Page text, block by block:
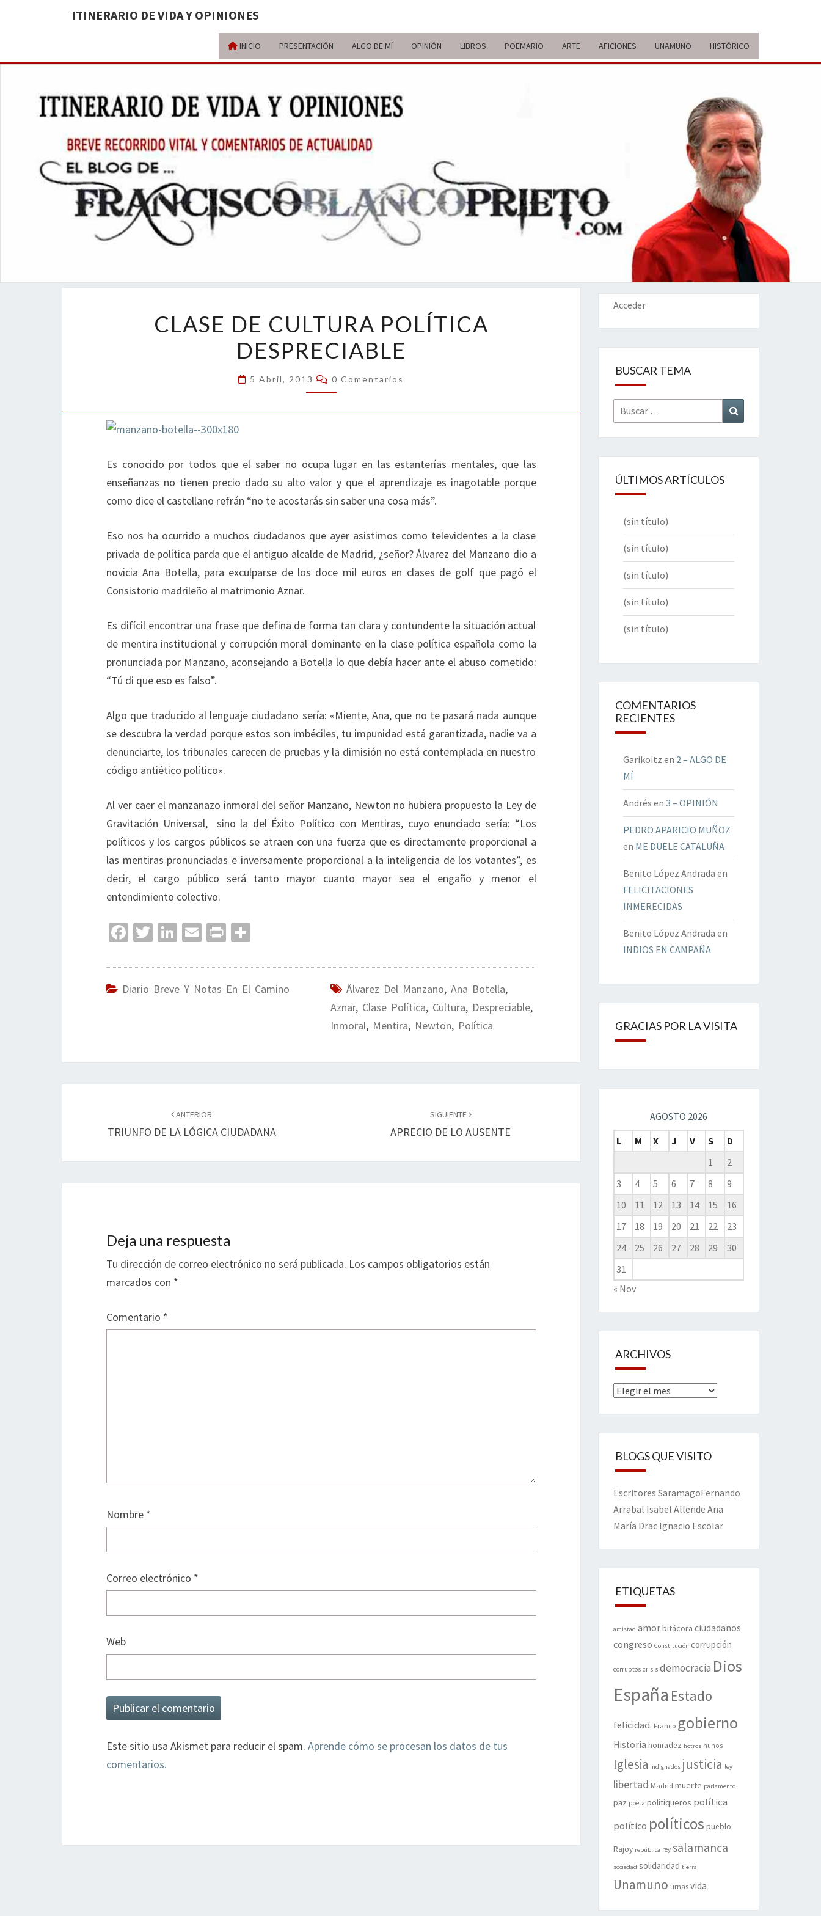
ITINERARIO DE VIDA Y OPINIONES
INICIO PRESENTACIÓN ALGO DE MÍ OPINIÓN LIBROS POEMARIO ARTE AFICIONES UNAMUNO HISTÓRICO
ITINERARIO
DE VIDA Y
OPINIONES
BREVE
RECORRIDO
VITAL Y
COMENTARIOS
ACTUALIDAD
DE
CULTURA
POLÍTICA
DESPRECIABLE
CLASE DE CULTURA POLÍTICA
DESPRECIABLE
5 Abril, 2013 Comentarios
0 Comentarios
Es conocido por todos que el saber no ocupa lugar en las estanterías mentales, que las
enseñanzas no tienen precio dado su alto valor y que el aprendizaje es inagotable porque
como dice el castellano refrán “no te acostarás sin saber una cosa más”.
Eso nos ha ocurrido a muchos ciudadanos que ayer asistimos como televidentes a la clase
privada de política parda que el antiguo alcalde de Madrid, ¿señor? Álvarez del Manzano dio a
novicia Ana Botella, para exculparse de los doce mil euros en clases de golf que pagó el
Consistorio madrileño al matrimonio Aznar.
Es difícil encontrar una frase que defina de forma tan clara y contundente la situación actual
de mentira institucional y corrupción moral dominante en la clase política española como la
pronunciada por Manzano, aconsejando a Botella lo que debía hacer ante el abuso cometido:
“Tú di que eso es falso”.
Algo que traducido al lenguaje ciudadano sería: «Miente, Ana, que no te pasará nada aunque
se descubra la verdad porque estos son imbéciles, tu impunidad está garantizada, nadie va a
denunciarte, los tribunales carecen de pruebas y la dimisión no está contemplada en nuestro
código antiético político».
Al ver caer el manzanazo inmoral del señor Manzano, Newton no hubiera propuesto la Ley de
Gravitación Universal, sino la del Éxito Político con Mentiras, cuyo enunciado sería: “Los
políticos y los cargos públicos se atraen con una fuerza que es directamente proporcional a
las mentiras pronunciadas e inversamente proporcional a la inteligencia de los votantes”, es
decir, el cargo público será tanto mayor cuanto mayor sea el engaño y menor el
entendimiento colectivo.
Fa
b
o
T
tt
er
Li
ke
dI
E
ai
l
Pr
t
m
p
Diario Breve Y Notas En El Camino Älvarez Del Manzano, Ana Botella,
Aznar, Clase Política, Cultura, Despreciable,
Inmoral, Mentira, Newton, Política
entradas
ANTERIOR
TRIUNFO DE LA LÓGICA CIUDADANA
SIGUIENTE
APRECIO DE LO AUSENTE
Deja una respuesta
Tu dirección de correo electrónico no será publicada. Los campos obligatorios están
marcados con *
Comentario *
Nombre *
Correo electrónico *
Web
Este sitio usa Akismet para reducir el spam. Aprende cómo se procesan los datos de tus
comentarios.
Acceder
BUSCAR TEMA
Buscar
por:
ÚLTIMOS ARTÍCULOS
(sin título)
(sin título)
(sin título)
(sin título)
(sin título)
COMENTARIOS
RECIENTES
Garikoitz en 2 – ALGO DE
MÍ
Andrés en 3 – OPINIÓN
PEDRO APARICIO MUÑOZ
en ME DUELE CATALUÑA
Benito López Andrada en
FELICITACIONES
INMERECIDAS
Benito López Andrada en
INDIOS EN CAMPAÑA
GRACIAS POR LA VISITA
AGOSTO 2026
L
M X J V S
D
1
2
3
4 5 6 7 8
9
10
11 12 13 14 15
16
17
18 19 20 21 22
23
24
25 26 27 28 29
30
31
« Nov
ARCHIVOS
Archivos
BLOGS QUE VISITO
Escritores SaramagoFernando
Arrabal Isabel Allende Ana
María Drac Ignacio Escolar
ETIQUETAS
amistad amorbitácora ciudadanos
congreso Constitución corrupción
corruptos crisis democracia Dios
España Estado
felicidad. Franco gobierno
Historia honradez hotros hunos
Iglesia indignados justicia ley
libertad Madrid muerte parlamento
paz poeta politiqueros política
político políticos pueblo
Rajoy república rey salamanca
sociedad solidaridad tierra
Unamuno urnas vida